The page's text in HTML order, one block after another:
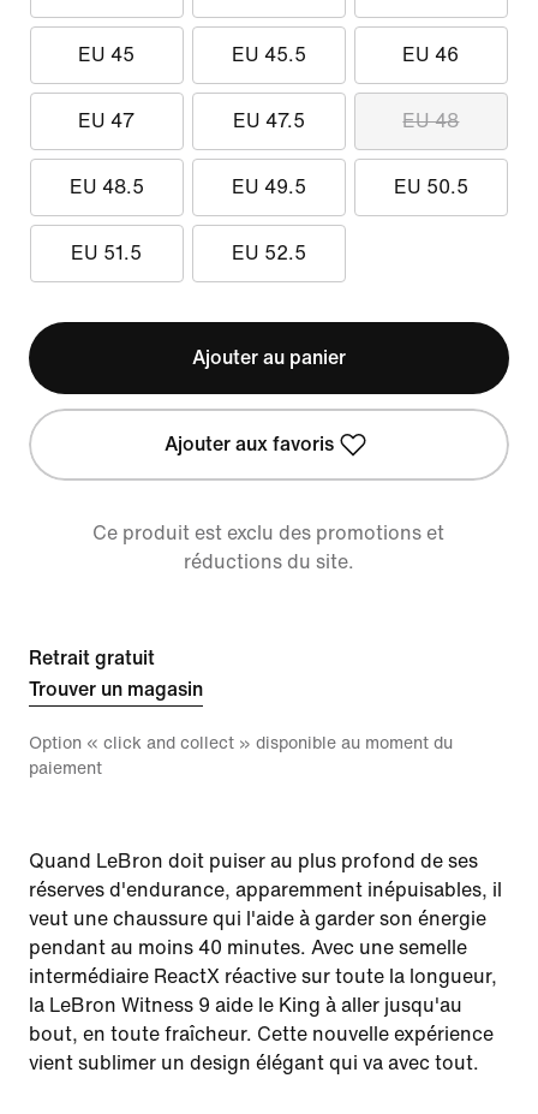
EU 45 EU 45.5 EU 46
EU 47 EU 47.5 EU 48
EU 48.5 EU 49.5 EU 50.5
EU 51.5 EU 52.5
Ajouter au panier
Ajouter aux favoris
Ce produit est exclu des promotions et
réductions du site.
Retrait gratuit
Trouver un magasin
Option « click and collect » disponible au moment du
paiement
Quand LeBron doit puiser au plus profond de ses
réserves d'endurance, apparemment inépuisables, il
veut une chaussure qui l'aide à garder son énergie
pendant au moins 40 minutes. Avec une semelle
intermédiaire ReactX réactive sur toute la longueur,
la LeBron Witness 9 aide le King à aller jusqu'au
bout, en toute fraîcheur. Cette nouvelle expérience
vient sublimer un design élégant qui va avec tout.